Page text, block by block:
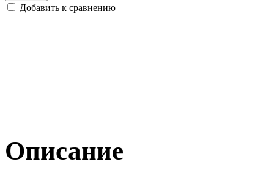
Добавить к сравнению
Описание